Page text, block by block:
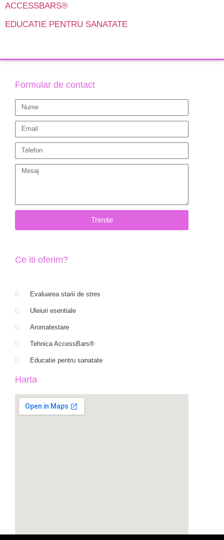
ACCESSBARS®
EDUCATIE PENTRU SANATATE
Formular de contact
Trimite
Ce iti oferim?
Evaluarea starii de stres
Uleiuri esentiale
Aromatestare
Tehnica AccessBars®
Educatie pentru sanatate
Harta